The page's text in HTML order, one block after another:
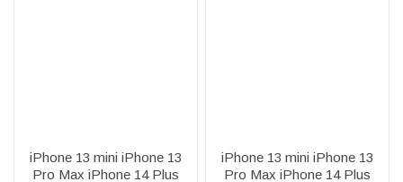
iPhone 13 mini iPhone 13
Pro Max iPhone 14 Plus
iPhone 13 mini iPhone 13
Pro Max iPhone 14 Plus